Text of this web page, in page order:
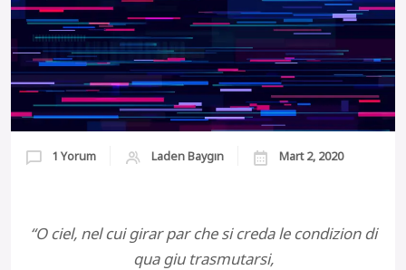
1 Yorum Laden Baygın Mart 2, 2020
“O ciel, nel cui girar par che si creda le condizion di
qua giu trasmutarsi,